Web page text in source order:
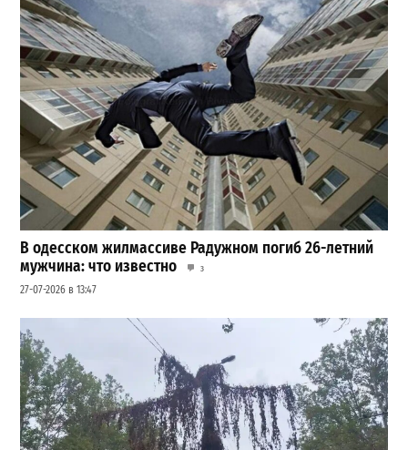
В одесском жилмассиве Радужном погиб 26-летний
мужчина: что известно
3
27-07-2026 в 13:47